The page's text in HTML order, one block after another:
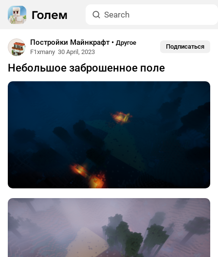
Постройки Майнкрафт• Другое
F1xmany 30 April, 2023
Подписаться
Небольшое заброшенное поле